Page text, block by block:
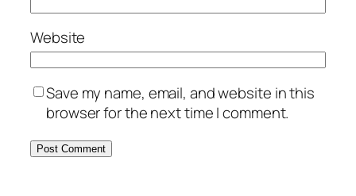
Website
Save my name, email, and website in this
browser for the next time I comment.